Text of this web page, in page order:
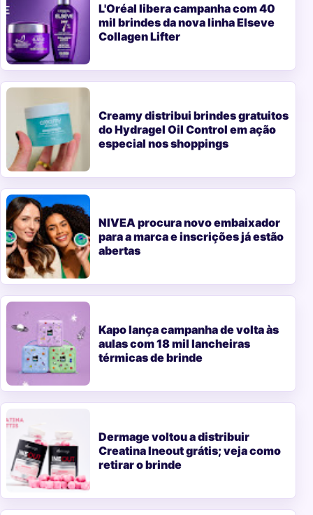
L'Oréal libera campanha com 40
mil brindes da nova linha Elseve
Collagen Lifter
Creamy distribui brindes gratuitos
do Hydragel Oil Control em ação
especial nos shoppings
NIVEA procura novo embaixador
para a marca e inscrições já estão
abertas
Kapo lança campanha de volta às
aulas com 18 mil lancheiras
térmicas de brinde
Dermage voltou a distribuir
Creatina Ineout grátis; veja como
retirar o brinde